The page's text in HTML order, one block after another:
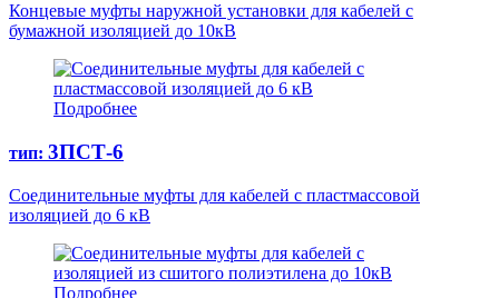
Концевые муфты наружной установки для кабелей с
бумажной изоляцией до 10кВ
Подробнее
тип: 3ПСТ-6
Соединительные муфты для кабелей с пластмассовой
изоляцией до 6 кВ
Подробнее